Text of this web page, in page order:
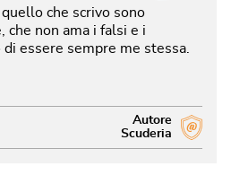
che scrivo sono
che non ama i falsi e i
essere sempre me stessa.
Autore
Scuderia